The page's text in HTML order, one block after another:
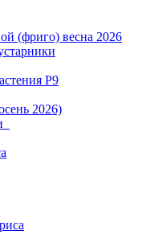
(фриго) весна 2026
Р9
2026)